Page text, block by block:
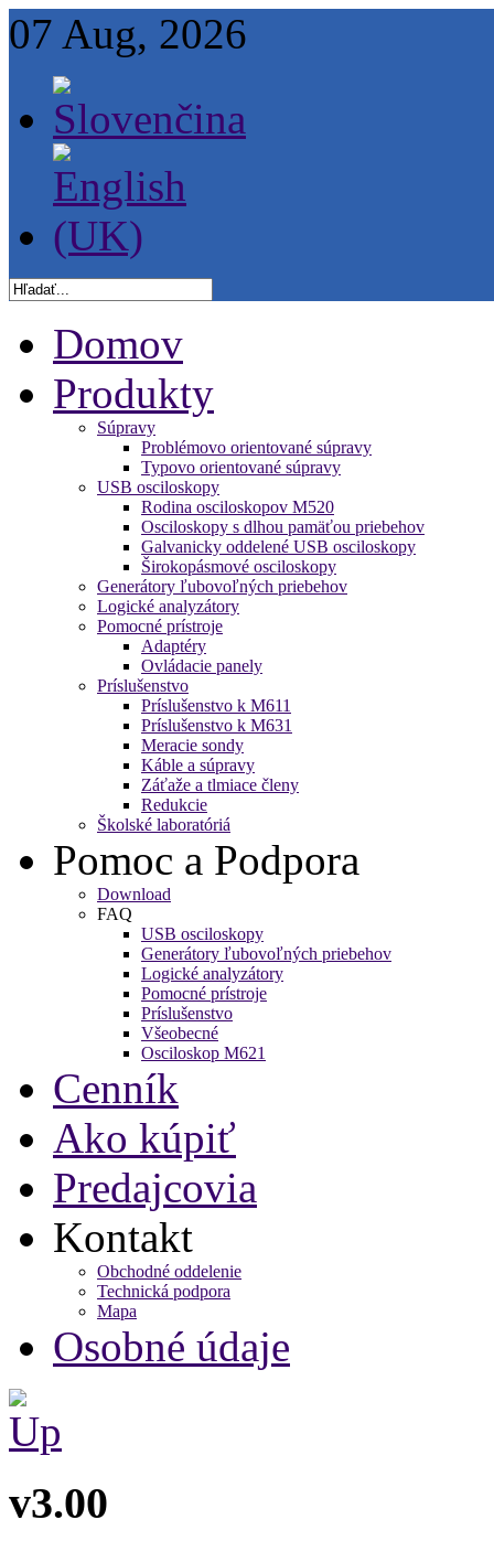
07 Aug, 2026
Domov
Produkty
Súpravy
Problémovo orientované súpravy
Typovo orientované súpravy
USB osciloskopy
Rodina osciloskopov M520
Osciloskopy s dlhou pamäťou priebehov
Galvanicky oddelené USB osciloskopy
Širokopásmové osciloskopy
Generátory ľubovoľných priebehov
Logické analyzátory
Pomocné prístroje
Adaptéry
Ovládacie panely
Príslušenstvo
Príslušenstvo k M611
Príslušenstvo k M631
Meracie sondy
Káble a súpravy
Záťaže a tlmiace členy
Redukcie
Školské laboratóriá
Pomoc a Podpora
Download
FAQ
USB osciloskopy
Generátory ľubovoľných priebehov
Logické analyzátory
Pomocné prístroje
Príslušenstvo
Všeobecné
Osciloskop M621
Cenník
Ako kúpiť
Predajcovia
Kontakt
Obchodné oddelenie
Technická podpora
Mapa
Osobné údaje
v3.00